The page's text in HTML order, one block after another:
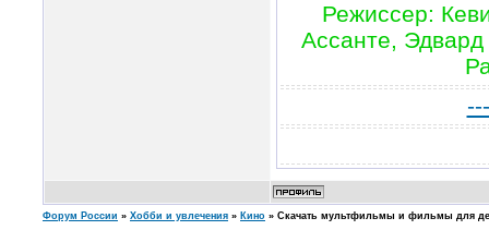
Режиссер:
Ассанте,
Форум России » Хобби и увлечения » Кино » Скачать мультфильмы и фильмы для